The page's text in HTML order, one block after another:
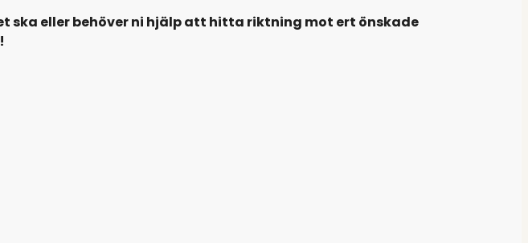
ska eller behöver ni hjälp att hitta riktning mot ert önskade